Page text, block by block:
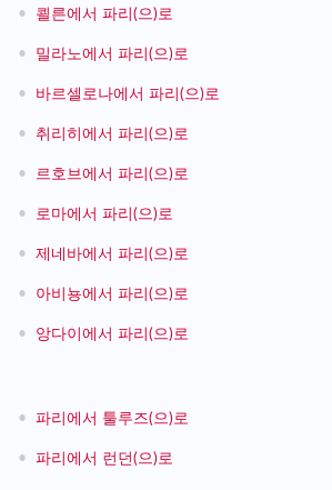
• 쾰른에서 파리(으)로
• 밀라노에서 파리(으)로
• 바르셀로나에서 파리(으)로
• 취리히에서 파리(으)로
• 르호브에서 파리(으)로
• 로마에서 파리(으)로
• 제네바에서 파리(으)로
• 아비뇽에서 파리(으)로
• 앙다이에서 파리(으)로
• 파리에서 툴루즈(으)로
• 파리에서 런던(으)로